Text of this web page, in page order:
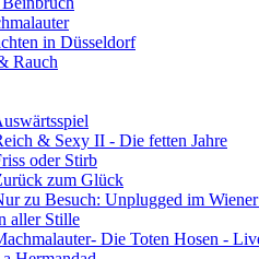
in Düsseldorf
Rauch
& Sexy II - Die fetten Jahre
oder Stirb
zum Glück
zu Besuch: Unplugged im
aller Stille
Die Toten Hosen -